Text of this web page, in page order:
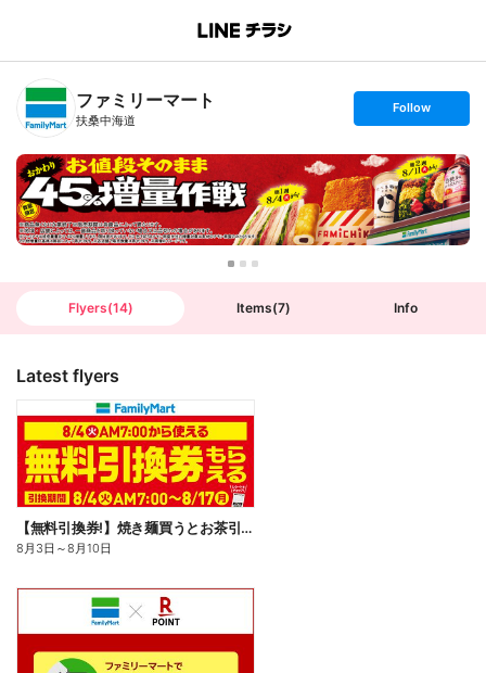
B
n
T
ファミリーマート
扶桑中海道
s
t
o
l
l
o
w
Follow
Flyers(14) Items(7) Info
Latest flyers
【無料引換券!】焼き麺買うとお茶引換券貰える!
8月3日 ～8月10日